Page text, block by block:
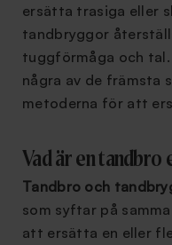
ersätta trasiga eller
tandbryggor
tuggförmåga och tal.
några av de främsta
metoderna för att
Vad är en tandbro
Tandbro och
som syftar på
att ersätta en eller